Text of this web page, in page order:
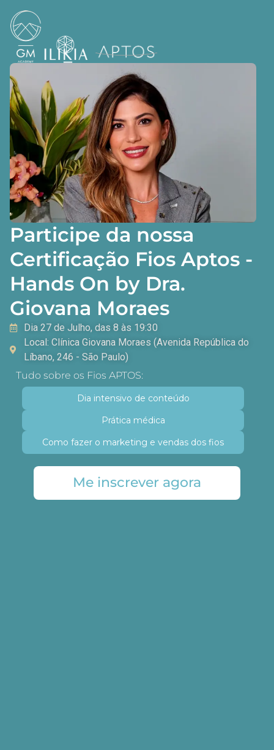
Participe da nossa
Certificação Fios Aptos -
Hands On by Dra.
Giovana Moraes
Dia 27 de Julho, das 8 às 19:30
Local: Clínica Giovana Moraes (Avenida República do
Líbano, 246 - São Paulo)
Tudo sobre os Fios APTOS:
Dia intensivo de conteúdo
Prática médica
Como fazer o marketing e vendas dos fios
Me inscrever agora